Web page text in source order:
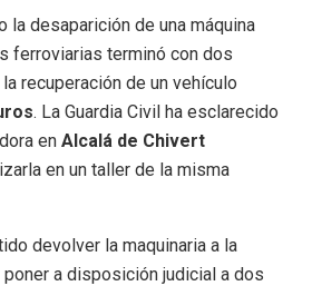
la desaparición de una máquina
ferroviarias terminó con dos
recuperación de un vehículo
. La Guardia Civil ha esclarecido
en Alcalá de Chivert
en un taller de la misma
devolver la maquinaria a la
a disposición judicial a dos